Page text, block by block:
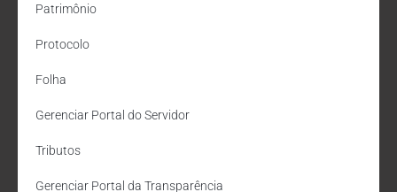
Patrimônio
Protocolo
Folha
Gerenciar Portal do Servidor
Tributos
Gerenciar Portal da Transparência